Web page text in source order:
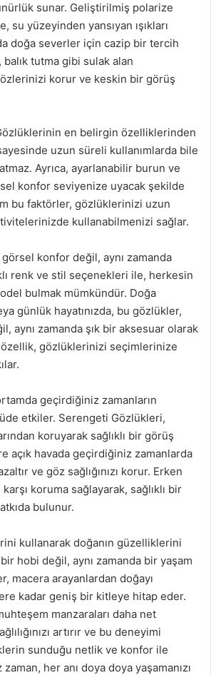
sunar. Geliştirilmiş polarize
su yüzeyinden yansıyan ışıkları
doğa severler için cazip bir tercih
tutma gibi sulak alan
korur ve keskin bir görüş
en belirgin özelliklerinden
uzun süreli kullanımlarda bile
Ayrıca, ayarlanabilir burun ve
konfor seviyenize uyacak şekilde
bu faktörler, gözlüklerinizi uzun
kullanabilmenizi sağlar.
konfor değil, aynı zamanda
renk ve stil seçenekleri ile, herkesin
bulmak mümkündür. Doğa
günlük hayatınızda, bu gözlükler,
aynı zamanda şık bir aksesuar olarak
gözlüklerinizi seçimlerinize
geçirdiğiniz zamanların
etkiler. Serengeti Gözlükleri,
koruyarak sağlıklı bir görüş
açık havada geçirdiğiniz zamanlarda
ve göz sağlığınızı korur. Erken
koruma sağlayarak, sağlıklı bir
bulunur.
kullanarak doğanın güzelliklerini
hobi değil, aynı zamanda bir yaşam
macera arayanlardan doğayı
kadar geniş bir kitleye hitap eder.
manzaraları daha net
artırır ve bu deneyimi
sunduğu netlik ve konfor ile
her anı doya doya yaşamanızı